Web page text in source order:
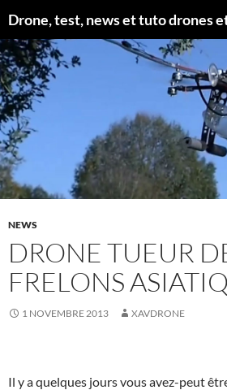
au
contenu
NEWS
DRONE TUEUR
FRELONS
1 NOVEMBRE 2013 XAVDRONE
Il y a quelques jours vous avez-peut